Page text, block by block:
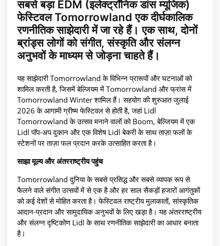
सबसे बड़ा EDM (इलेक्ट्रॉनिक डांस म्यूजिक)
फेस्टिवल Tomorrowland एक दीर्घकालिक
रणनीतिक साझेदारी में जा रहे हैं। एक साथ, दोनों
ब्रांड्स लोगों को संगीत, संस्कृति और संलग्न
अनुभवों के माध्यम से जोड़ना चाहते हैं।
यह साझेदारी Tomorrowland के विभिन्न प्रारूपों और घटनाओं को
शामिल करती है, जिसमें बेल्जियम में Tomorrowland और फ्रांस में
Tomorrowland Winter शामिल हैं। सहयोग की शुरुआत जुलाई
2026 के आगामी ग्रीष्म फेस्टिवल से होती है, जहां Lidl
Tomorrowland के उत्सव मनाने वालों को Boom, बेल्जियम में एक
Lidl पॉप-अप दुकान और एक विशेष Lidl बेकरी के साथ ताज़ा फलों के
स्टेशनों पर ताज़ा फल प्रदान करके उत्साहित करता है।
साझा मूल्य और अंतरराष्ट्रीय पहुंच
Tomorrowland दुनिया के सबसे प्रसिद्ध और सबसे व्यापक रूप से
फैलने वाले संगीत उत्सवों में से एक है और हर साल सैकड़ों हजारों आगंतुकों
को कई देशों से मोहित करता है। फेस्टिवल राष्ट्रीय मुलाकातों, सांस्कृतिक
आदान-प्रदान और सामुदायिक अनुभवों के लिए खड़ा है। यह अंतरराष्ट्रीय
और संलग्न दृष्टिकोण Lidl के साथ रणनीतिक साझेदारी का आधार बनाता
है।